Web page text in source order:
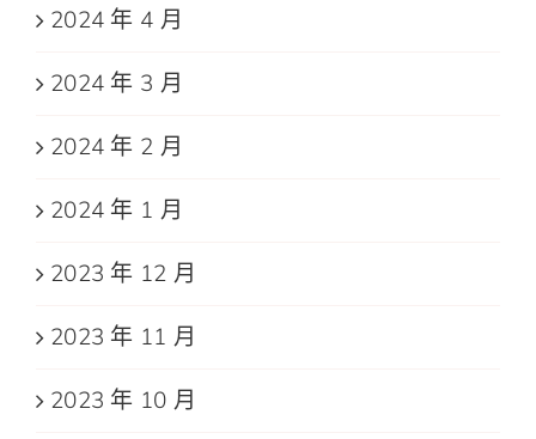
2024 年 4 月
2024 年 3 月
2024 年 2 月
2024 年 1 月
2023 年 12 月
2023 年 11 月
2023 年 10 月